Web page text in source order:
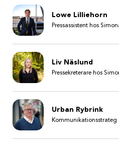
Lowe Lilliehorn
Pressassistent hos
Liv Näslund
Pressekreterare hos
Urban Rybrink
Kommunikationsstrateg